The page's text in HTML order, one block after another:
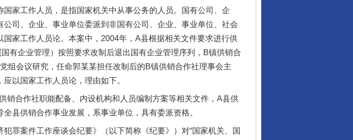
工作人员，是指国家机关中从事公务的人员。国有公司、企
司、企业、事业单位委派到非国有公司、企业、事业单位、社会
家工作人员论。本案中，2004年，A县根据相关文件要求进行供
有企业管理）按照要求改制后退出国有企业管理序列，B镇供销合
组会议研究，任命郭某某担任改制后的B镇供销合作社理事会主
以国家工作人员论，理由如下。
合作社职能配备、内设机构和人员编制方案等相关文件，A县供
县供销合作事业发展，系事业单位，具有委派资格。
案件工作座谈会纪要》（以下简称《纪要》）对“国家机关、国